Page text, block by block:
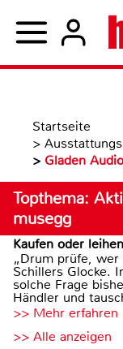
Startseite
>
> Gladen
Topthema:
musegg
Kaufen oder leihen
„Drum prüfe,
Schillers Glocke.
solche Frage
Händler und
>> Mehr erfahren
>> Alle anzeigen